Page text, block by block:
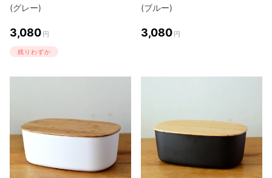
(グレー)
3,080 円
残りわずか
(ブルー)
3,080 円